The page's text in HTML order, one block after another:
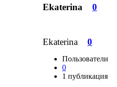
Ekaterina 0
Ekaterina 0
Пользователи
0
1 публикация